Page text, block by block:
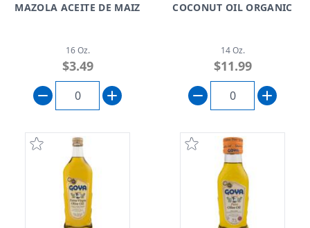
MAZOLA ACEITE DE MAIZ
16 Oz.
$3.49
COCONUT OIL ORGANIC
14 Oz.
$11.99